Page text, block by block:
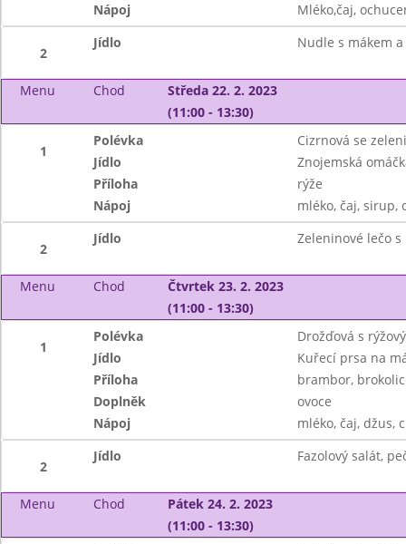
Nápoj
Mléko,čaj,
2
Jídlo Nudle s mákem
Menu Chod
Středa 22. 2. 2023
(11:00 - 13:30)
1
Polévka
Cizrnová se
Jídlo
Znojemská
Příloha
rýže
Nápoj
mléko, čaj, sirup,
2
Jídlo Zeleninové lečo
Menu Chod
Čtvrtek 23. 2. 2023
(11:00 - 13:30)
1
Polévka
Drožďová s
Jídlo
Kuřecí prsa na
Příloha
brambor,
Doplněk
ovoce
Nápoj
mléko, čaj, džus,
2
Jídlo Fazolový salát,
Menu Chod
Pátek 24. 2. 2023
(11:00 - 13:30)